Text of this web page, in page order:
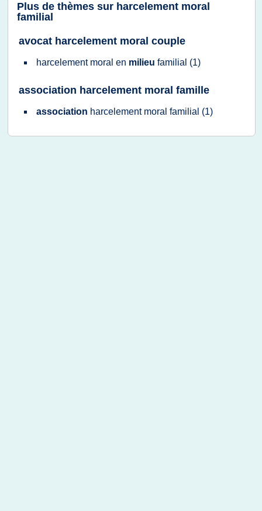
Plus de thèmes sur harcelement moral
familial
avocat harcelement moral couple
harcelement moral en milieu familial (1)
association harcelement moral famille
association harcelement moral familial (1)